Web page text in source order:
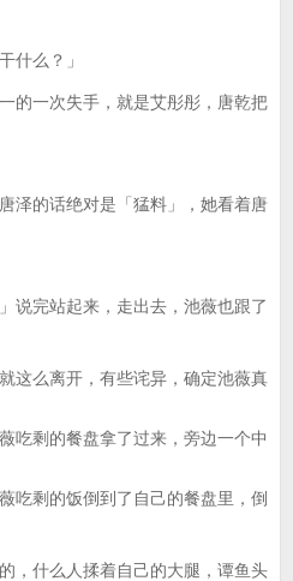
么？」
一次失手，就是艾彤彤，唐乾把
的话绝对是「猛料」，她看着唐
完站起来，走出去，池薇也跟了
么离开，有些诧异，确定池薇真
吃剩的餐盘拿了过来，旁边一个中
吃剩的饭倒到了自己的餐盘里，倒
什么人揉着自己的大腿，谭鱼头